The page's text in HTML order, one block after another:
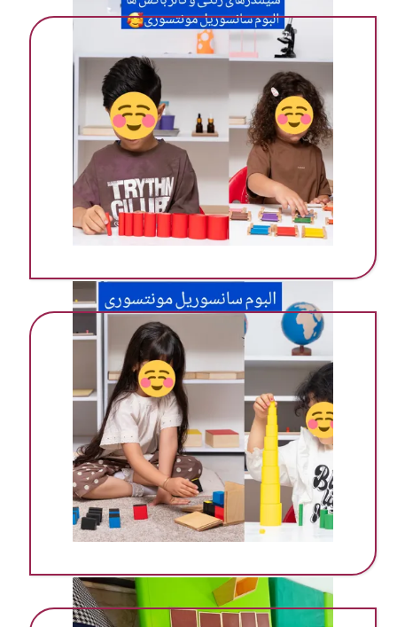
مهد ‌پیش دبستانی در گرمسار
مهد ‌پیش دبستانی در گرمسار